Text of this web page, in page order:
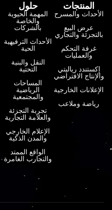
المنتجات
الأحداث والمسرح
عرض البيع
بالتجزئة والتجاري
غرفة التحكم
والعمليات
إكستندد رياليتي
والإنتاج الافتراضي
الإعلانات الخارجية
رياضة وملاعب
حلول
المهمة الحيوية
والخاصة
بالشركات
الأحداث الترفيهية
الحية
النقل والبنية
التحتية
المساحات
الرياضية
والمجتمعية
تجربة التجزئة
والعلامة التجارية
الإعلام الخارجي
والمدن الذكية
الواقع الممتد
والتجارب الغامرة
Русский
Français
Português
Tiếng Việt
한국어
Bahasa Indonesia
हिन्दी
فارسی